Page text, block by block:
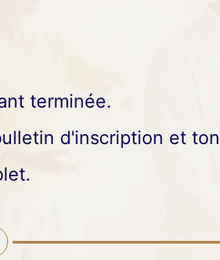
terminée.
d'inscription et ton